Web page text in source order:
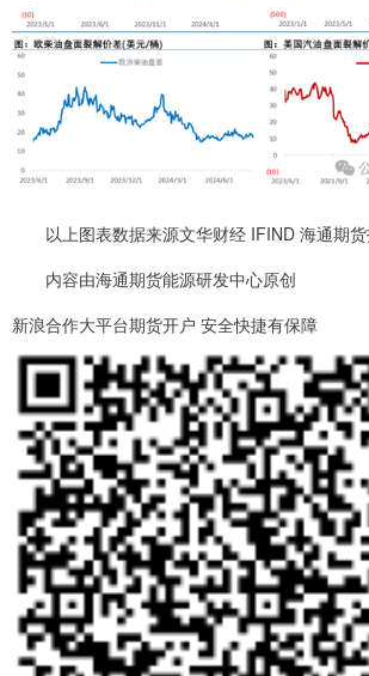
以上图表数据来源文华财经 IFIND 海通期货
内容由海通期货能源研发中心原创
新浪合作大平台期货开户 安全快捷有保障